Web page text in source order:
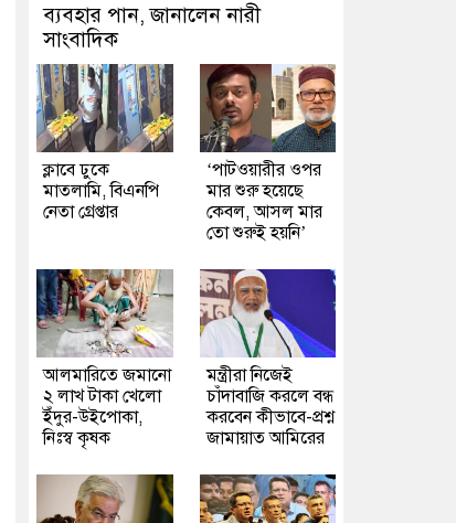
ব্যবহার পান, জানালেন নারী
সাংবাদিক
ক্লাবে ঢুকে
মাতলামি, বিএনপি
নেতা গ্রেপ্তার
‘পাটওয়ারীর ওপর
মার শুরু হয়েছে
কেবল, আসল মার
তো শুরুই হয়নি’
আলমারিতে জমানো
২ লাখ টাকা খেলো
ইঁদুর-উইপোকা,
নিঃস্ব কৃষক
মন্ত্রীরা নিজেই
চাঁদাবাজি করলে বন্ধ
করবেন কীভাবে-প্রশ্ন
জামায়াত আমিরের